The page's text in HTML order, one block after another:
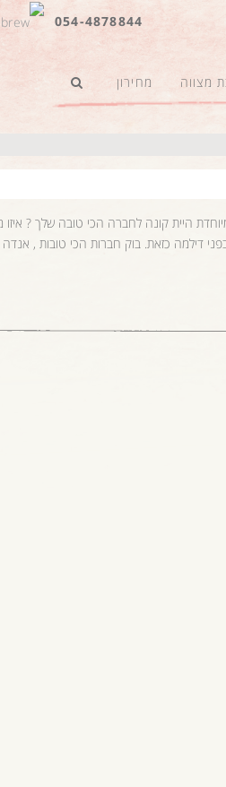
054-4878844
מצווה מחירון
היית קונה לחברה הכי טובה שלך ? איזו
דילמה כזאת. בוק חברות הכי טובות , אנדה